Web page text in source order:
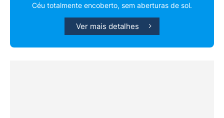
Céu totalmente encoberto, sem aberturas de sol.
Ver mais detalhes